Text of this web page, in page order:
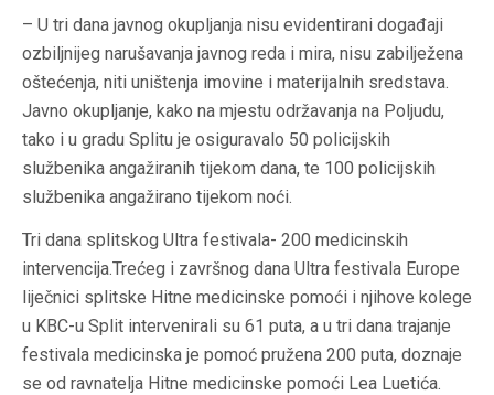
– U tri dana javnog okupljanja nisu evidentirani događaji
ozbiljnijeg narušavanja javnog reda i mira, nisu zabilježena
oštećenja, niti uništenja imovine i materijalnih sredstava.
Javno okupljanje, kako na mjestu održavanja na Poljudu,
tako i u gradu Splitu je osiguravalo 50 policijskih
službenika angažiranih tijekom dana, te 100 policijskih
službenika angažirano tijekom noći.
Tri dana splitskog Ultra festivala- 200 medicinskih
intervencija.Trećeg i završnog dana Ultra festivala Europe
liječnici splitske Hitne medicinske pomoći i njihove kolege
u KBC-u Split intervenirali su 61 puta, a u tri dana trajanje
festivala medicinska je pomoć pružena 200 puta, doznaje
se od ravnatelja Hitne medicinske pomoći Lea Luetića.